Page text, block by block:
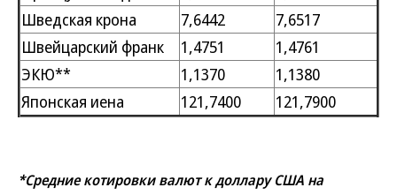
Шведская крона
7,6442
7,6517
Швейцарский франк
1,4751
1,4761
ЭКЮ**
1,1370
1,1380
Японская иена
121,7400 121,7900
*Средние котировки валют к доллару США на